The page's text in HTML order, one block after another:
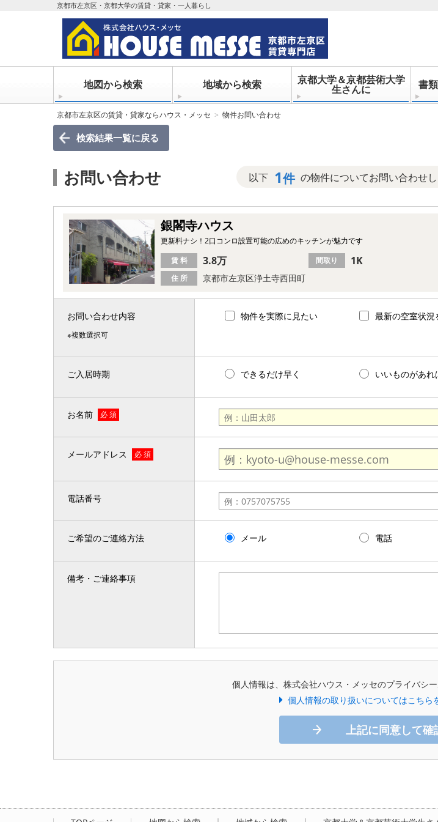
京都市左京区・京都大学の賃貸・貸家・一人暮らし
地図から検索 地域から検索 京都大学＆京都芸術大学
生さんに 書
京都市左京区の賃貸・貸家ならハウス・メッセ 物件お問い合わせ
検索結果一覧に戻る
お問い合わせ 以下 1件 の物件についてお問い合わせし
銀閣寺ハウス
更新料ナシ！2口コンロ設置可能の広めのキッチンが魅力です
住 所 京都市左京区浄土寺西田町
賃 料 3.8万 間取り 1K
お問い合わせ内容
※複数選択可
物件を実際に見たい 最新の空室状況
ご入居時期 できるだけ早く いいものがあれ
お名前 必 須
メールアドレス 必 須
電話番号
ご希望のご連絡方法 メール 電話
備考・ご連絡事項
個人情報は、株式会社ハウス・メッセのプライバシ
個人情報の取り扱いについてはこちら
上記に同意して確